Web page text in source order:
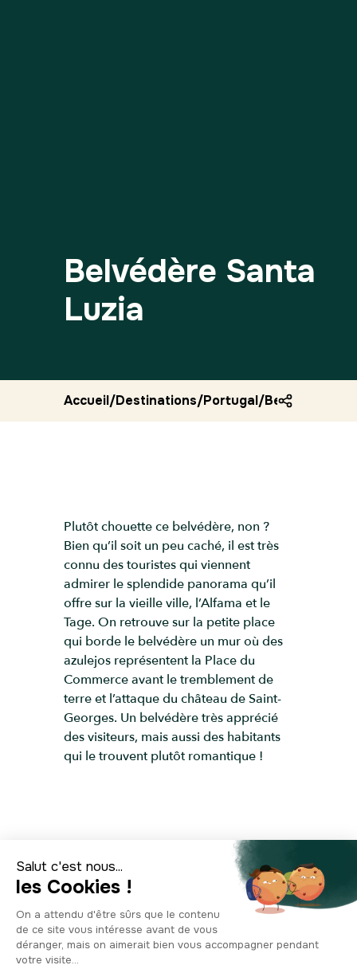
Belvédère Santa
Luzia
Accueil/Destinations/Portugal/Belvedere
Plutôt chouette ce belvédère, non ?
Bien qu’il soit un peu caché, il est très
connu des touristes qui viennent
admirer le splendide panorama qu’il
offre sur la vieille ville, l’Alfama et le
Tage. On retrouve sur la petite place
qui borde le belvédère un mur où des
azulejos représentent la Place du
Commerce avant le tremblement de
terre et l’attaque du château de Saint-
Georges. Un belvédère très apprécié
des visiteurs, mais aussi des habitants
qui le trouvent plutôt romantique !